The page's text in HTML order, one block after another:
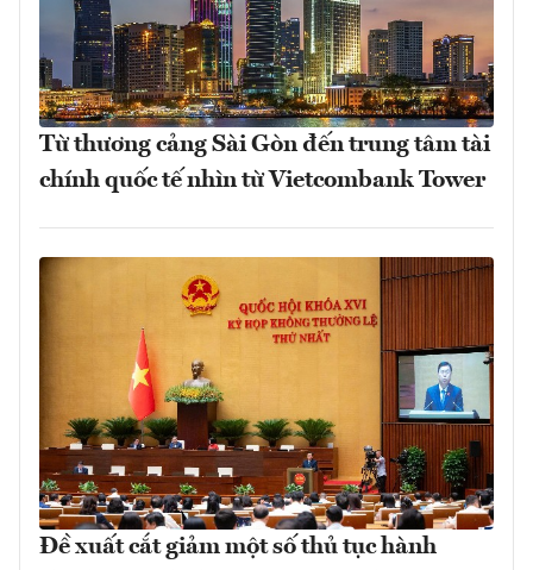
Từ thương cảng Sài Gòn đến trung tâm tài
chính quốc tế nhìn từ Vietcombank Tower
Đề xuất cắt giảm một số thủ tục hành